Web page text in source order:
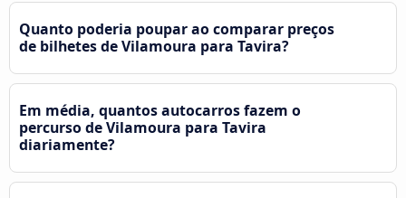
Quanto poderia poupar ao comparar preços
de bilhetes de Vilamoura para Tavira?
Em média, quantos autocarros fazem o
percurso de Vilamoura para Tavira
diariamente?